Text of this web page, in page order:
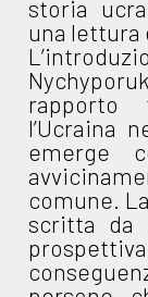
storia
una lettura
rapporto
l’Ucraina
emerge
comune.
scritta da